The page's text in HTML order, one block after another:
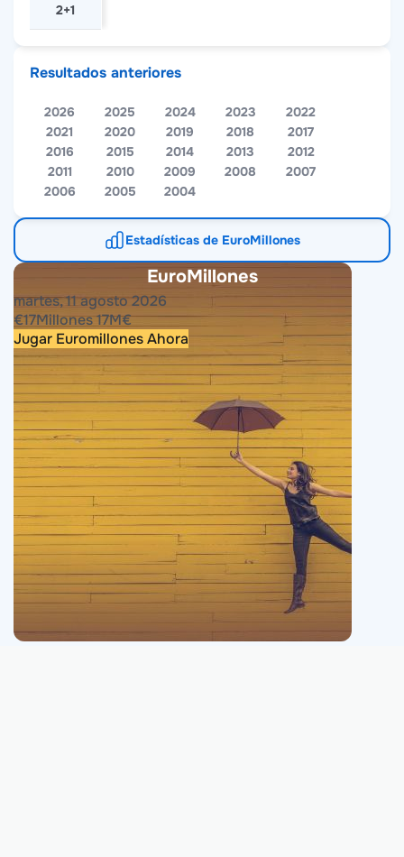
EuroMillones
martes, 11 agosto 2026
€17Millones17M€
Jugar Euromillones Ahora
Resultados anteriores
2026 2025 2024 2023
2022
2021
2020 2019 2018
2017
2016
2015 2014 2013
2012
2011
2010 2009 2008
2007
2006
2005 2004
Estadísticas de EuroMillones
2+1